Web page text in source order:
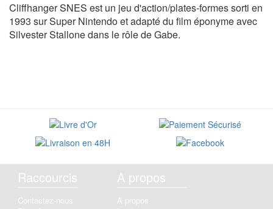
Cliffhanger SNES est un jeu d'action/plates-formes sorti en
1993 sur Super Nintendo et adapté du film éponyme avec
Silvester Stallone dans le rôle de Gabe.
Raccourcis
Contactez-nous
A propos
A propos